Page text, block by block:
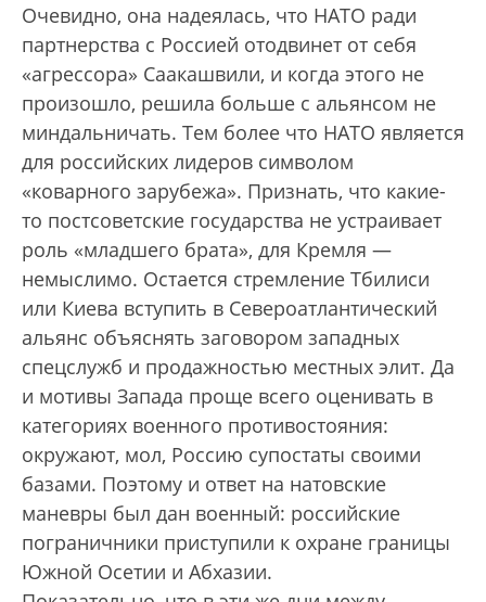
Очевидно, она надеялась, что НАТО ради
партнерства с Россией отодвинет от себя
«агрессора» Саакашвили, и когда этого не
произошло, решила больше с альянсом не
миндальничать. Тем более что НАТО является
для российских лидеров символом
«коварного зарубежа». Признать, что какие-
то постсоветские государства не устраивает
роль «младшего брата», для Кремля —
немыслимо. Остается стремление Тбилиси
или Киева вступить в Североатлантический
альянс объяснять заговором западных
спецслужб и продажностью местных элит. Да
и мотивы Запада проще всего оценивать в
категориях военного противостояния:
окружают, мол, Россию супостаты своими
базами. Поэтому и ответ на натовские
маневры был дан военный: российские
пограничники приступили к охране границы
Южной Осетии и Абхазии.